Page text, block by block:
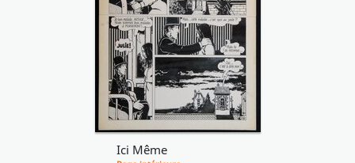
Ici Même